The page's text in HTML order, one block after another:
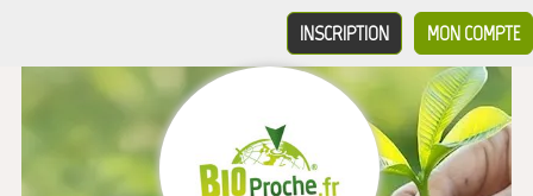
MON COMPTE
INSCRIPTION